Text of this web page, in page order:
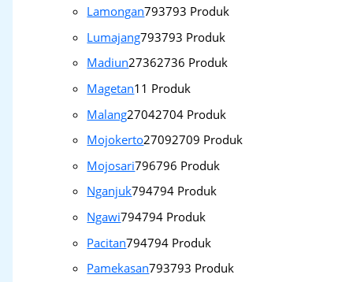
Lamongan793793 Produk
Lumajang793793 Produk
Madiun27362736 Produk
Magetan1 1 Produk
Malang27042704 Produk
Mojokerto27092709 Produk
Mojosari796796 Produk
Nganjuk794794 Produk
Ngawi794794 Produk
Pacitan794794 Produk
Pamekasan793793 Produk